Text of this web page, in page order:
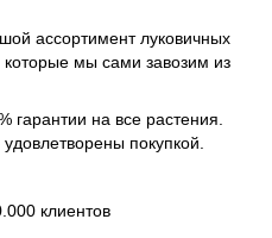
ассортимент луковичных
которые мы сами завозим из
гарантии на все растения.
покупкой.
клиентов